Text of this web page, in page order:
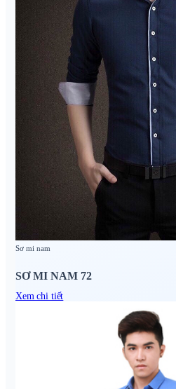
Sơ mi nam
SƠ MI NAM 72
Xem chi tiết